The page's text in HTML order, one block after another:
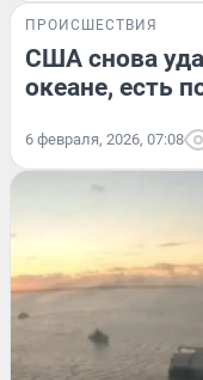
ПРОИСШЕСТВИЯ
США снова
океане, есть
6 февраля, 2026, 07:08